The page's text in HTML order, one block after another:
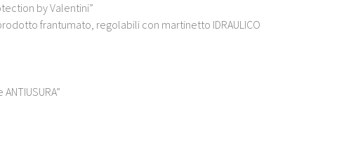
by Valentini”
frantumato, regolabili con martinetto IDRAULICO